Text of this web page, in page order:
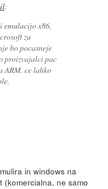
:
emulacijo x86,
za
bo pocasneje
proizvajalci pac
ARM. ce lahko
in windows na
(komercialna, ne samo